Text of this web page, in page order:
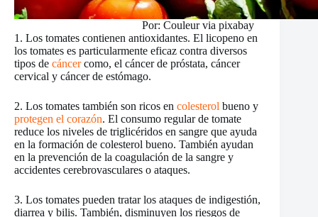
Por: Couleur via pixabay
1. Los tomates contienen antioxidantes. El licopeno en
los tomates es particularmente eficaz contra diversos
tipos de cáncercomo, el cáncer de próstata, cáncer
cervical y cáncer de estómago.
2. Los tomates también son ricos en colesterol bueno y
protegen el corazón. El consumo regular de tomate
reduce los niveles de triglicéridos en sangre que ayuda
en la formación de colesterol bueno. También ayudan
en la prevención de la coagulación de la sangre y
accidentes cerebrovasculares o ataques.
3. Los tomates pueden tratar los ataques de indigestión,
diarrea y bilis. También, disminuyen los riesgos de